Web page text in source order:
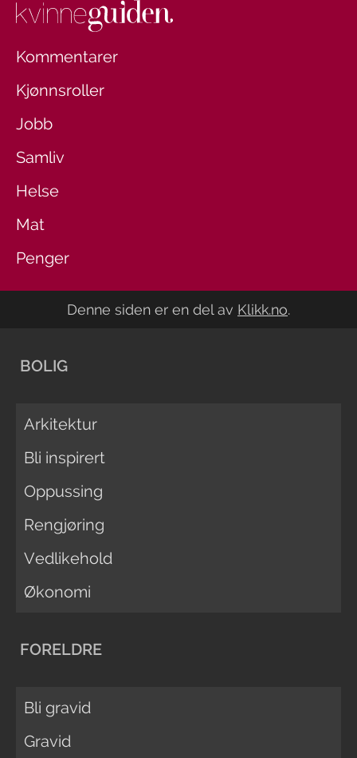
Kommentarer
Kjønnsroller
Jobb
Samliv
Helse
Mat
Penger
Denne siden er en del av Klikk.no.
BOLIG
Arkitektur
Bli inspirert
Oppussing
Rengjøring
Vedlikehold
Økonomi
FORELDRE
Bli gravid
Gravid